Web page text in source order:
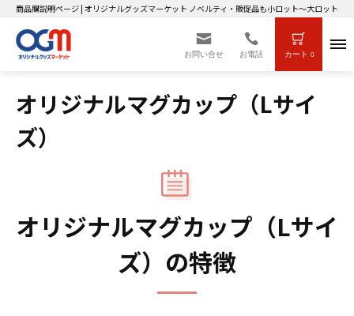
商品購説明ページ | オリジナルグッズマーケット ノベルティ・販促品も小ロット～大ロットま
お問い合せ お電話 カート 0
オリジナルマグカップ（Lサイ
ズ）
オリジナルマグカップ（Lサイ
ズ）の特徴